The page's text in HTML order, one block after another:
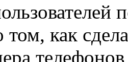
как
телефонов